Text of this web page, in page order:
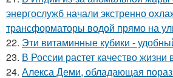
энергослужб начали экстренно
трансформаторы водой прямо на
22. Эти витаминные кубики -
23. В России растет качество жизни
24. Алекса Деми, обладающая